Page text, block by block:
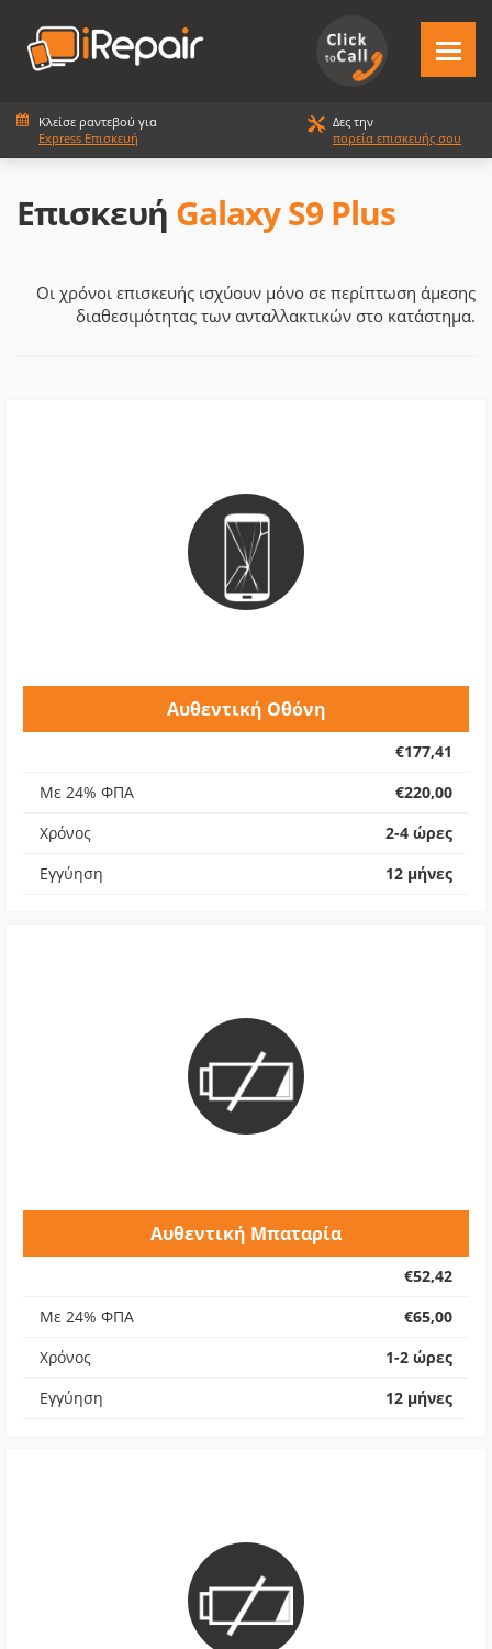
Κλείσε ραντεβού για
Express Επισκευή
Δες την
πορεία επισκευής σου
Επισκευή Galaxy S9 Plus
Οι χρόνοι επισκευής ισχύουν μόνο σε περίπτωση άμεσης
διαθεσιμότητας των ανταλλακτικών στο κατάστημα.
Αυθεντική Οθόνη
€177,41
Με 24% ΦΠΑ
€220,00
Χρόνος
2-4 ώρες
Εγγύηση
12 μήνες
Αυθεντική Μπαταρία
€52,42
Με 24% ΦΠΑ
€65,00
Χρόνος
1-2 ώρες
Εγγύηση
12 μήνες